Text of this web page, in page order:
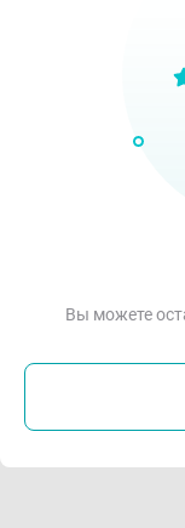
Вы можете